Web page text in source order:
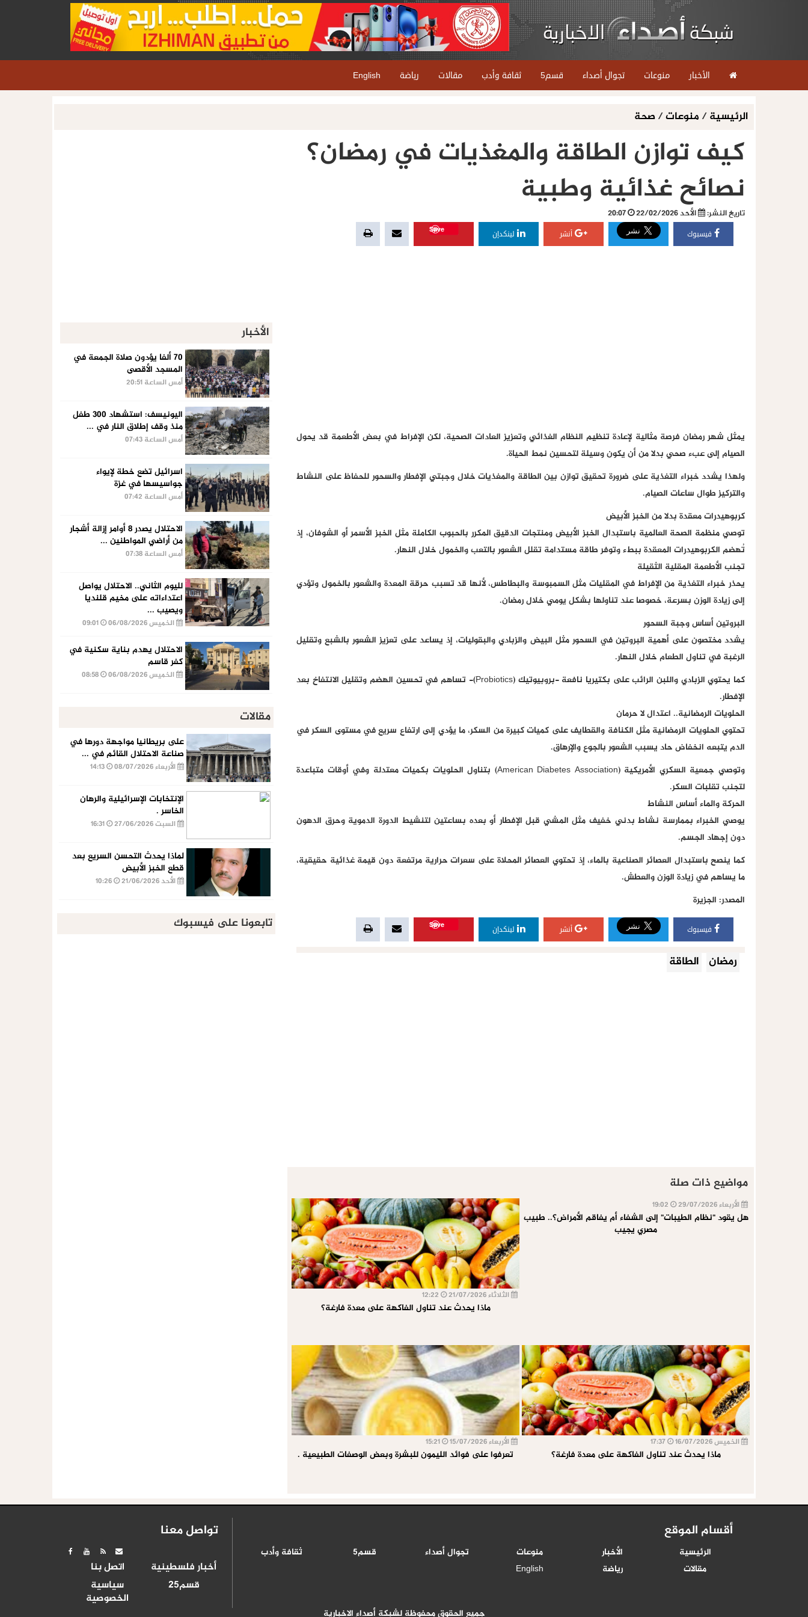
الأخبار منوعات تجوال أصداء قسم5 ثقافة وأدب مقالات رياضة English
الرئيسية/ منوعات/صحة
كيف توازن الطاقة والمغذيات في رمضان؟
نصائح غذائية وطبية
تاريخ النشر: الأحد 22/02/2026
فيسبوك أنشر لينكدإن
Save
يمثل شهر رمضان فرصة مثالية لإعادة تنظيم النظام الغذائي وتعزيز العادات الصحية، لكن الإفراط في بعض الأطعمة قد يحول
الصيام إلى عبء صحي بدلا من أن يكون وسيلة لتحسين نمط الحياة.
ولهذا يشدد خبراء التغذية على ضرورة تحقيق توازن بين الطاقة والمغذيات خلال وجبتي الإفطار والسحور للحفاظ على النشاط
والتركيز طوال ساعات الصيام.
كربوهيدرات معقدة بدلا من الخبز الأبيض
توصي منظمة الصحة العالمية باستبدال الخبز الأبيض ومنتجات الدقيق المكرر بالحبوب الكاملة مثل الخبز الأسمر أو الشوفان، إذ
تُهضم الكربوهيدرات المعقدة ببطء وتوفر طاقة مستدامة تقلل الشعور بالتعب والخمول خلال النهار.
تجنب الأطعمة المقلية الثقيلة
يحذر خبراء التغذية من الإفراط في المقليات مثل السمبوسة والبطاطس، لأنها قد تسبب حرقة المعدة والشعور بالخمول وتؤدي
إلى زيادة الوزن بسرعة، خصوصا عند تناولها بشكل يومي خلال رمضان.
البروتين أساس وجبة السحور
يشدد مختصون على أهمية البروتين في السحور مثل البيض والزبادي والبقوليات، إذ يساعد على تعزيز الشعور بالشبع وتقليل
الرغبة في تناول الطعام خلال النهار.
كما يحتوي الزبادي واللبن الرائب على بكتيريا نافعة -بروبيوتيك (Probiotics)- تساهم في تحسين الهضم وتقليل الانتفاخ بعد
الإفطار.
الحلويات الرمضانية.. اعتدال لا حرمان
تحتوي الحلويات الرمضانية مثل الكنافة والقطايف على كميات كبيرة من السكر، ما يؤدي إلى ارتفاع سريع في مستوى السكر في
الدم يتبعه انخفاض حاد يسبب الشعور بالجوع والإرهاق.
وتوصي جمعية السكري الأمريكية (American Diabetes Association) بتناول الحلويات بكميات معتدلة وفي أوقات متباعدة
لتجنب تقلبات السكر.
الحركة والماء أساس النشاط
يوصي الخبراء بممارسة نشاط بدني خفيف مثل المشي قبل الإفطار أو بعده بساعتين لتنشيط الدورة الدموية وحرق الدهون
دون إجهاد الجسم.
كما ينصح باستبدال العصائر الصناعية بالماء، إذ تحتوي العصائر المحلاة على سعرات حرارية مرتفعة دون قيمة غذائية حقيقية،
ما يساهم في زيادة الوزن والعطش.
المصدر: الجزيرة
فيسبوك أنشر لينكدإن
Save
رمضان الطاقة
مواضيع ذات صلة
الأربعاء 29/07/2026
هل يقود "نظام الطيبات" إلى الشفاء أم يفاقم الأمراض؟.. طبيب
مصري يجيب
الثلاثاء 21/07/2026
ماذا يحدث عند تناول الفاكهة على معدة فارغة؟
الخميس 16/07/2026
ماذا يحدث عند تناول الفاكهة على معدة فارغة؟
الأربعاء 15/07/2026
تعرفوا على فوائد الليمون للبشرة وبعض الوصفات الطبيعية .
الأخبار
70 ألفا يؤدون صلاة الجمعة في
المسجد الأقصى
أمس الساعة 20:51
اليونيسف: استشهاد 300 طفل
منذ وقف إطلاق النار في ...
أمس الساعة 07:43
اسرائيل تضع خطة لإيواء
جواسيسها في غزة
أمس الساعة 07:42
الاحتلال يصدر 8 أوامر إزالة أشجار
من أراضي المواطنين ...
أمس الساعة 07:38
لليوم الثاني.. الاحتلال يواصل
اعتداءاته على مخيم قلنديا
ويصيب ...
الخميس 06/08/2026
الاحتلال يهدم بناية سكنية في
كفر قاسم
الخميس 06/08/2026
مقالات
على بريطانيا مواجهة دورها في
صناعة الاحتلال القائم في ...
الأربعاء 08/07/2026
الإنتخابات الإسرائيلية والرهان
الخاسر .
السبت 27/06/2026
لماذا يحدث التحسن السريع بعد
قطع الخبز الأبيض
الأحد 21/06/2026
تابعونا على فيسبوك
أقسام الموقع
الرئيسية الأخبار منوعات تجوال أصداء قسم5
ثقافة وأدب
مقالات
رياضة English
تواصل معنا
أخبار فلسطينية
اتصل بنا
قسم25
سياسية
الخصوصية
جميع الحقوق محفوظة لشبكة أصداء الاخبارية